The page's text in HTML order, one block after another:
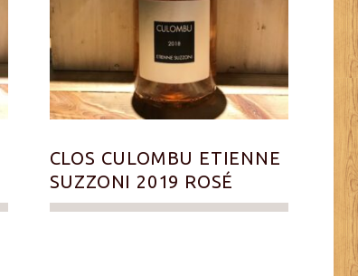
CLOS CULOMBU ETIENNE
SUZZONI 2019 ROSÉ